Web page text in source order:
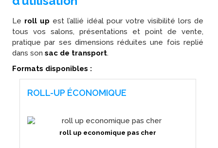
Le roll up est l’allié idéal pour votre visibilité lors de
tous vos salons, présentations et point de vente,
pratique par ses dimensions réduites une fois replié
dans son sac de transport.
Formats disponibles :
ROLL-UP ÉCONOMIQUE
roll up economique pas cher